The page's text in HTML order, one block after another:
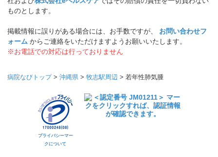
ものとします。
掲載情報に誤りがある場合には、お手数ですが、 お問い合わせフ
ォーム からご連絡をいただけますようお願いいたします。
※お電話での対応は行っておりません
病院なびトップ> 沖縄県 > 牧志駅周辺 > 若年性肺気腫
プライバシーマー
クについて